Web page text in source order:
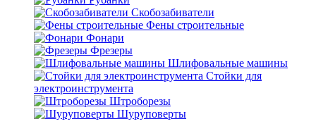
Скобозабиватели
Фены строительные
Фонари
Фрезеры
Шлифовальные машины
Стойки для
электроинструмента
Штроборезы
Шуруповерты